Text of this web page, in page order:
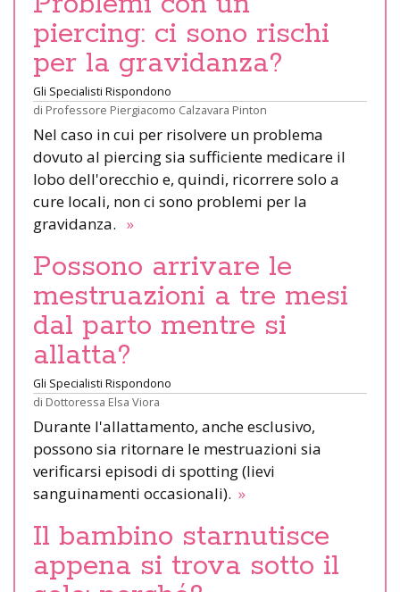
piercing: ci sono rischi
per la gravidanza?
Gli Specialisti Rispondono
di Professore Piergiacomo Calzavara Pinton
Nel caso in cui per risolvere un problema
dovuto al piercing sia sufficiente medicare il
lobo dell'orecchio e, quindi, ricorrere solo a
cure locali, non ci sono problemi per la
gravidanza. »
Possono arrivare le
mestruazioni a tre mesi
dal parto mentre si
allatta?
Gli Specialisti Rispondono
di Dottoressa Elsa Viora
Durante l'allattamento, anche esclusivo,
possono sia ritornare le mestruazioni sia
verificarsi episodi di spotting (lievi
sanguinamenti occasionali). »
Il bambino starnutisce
appena si trova sotto il